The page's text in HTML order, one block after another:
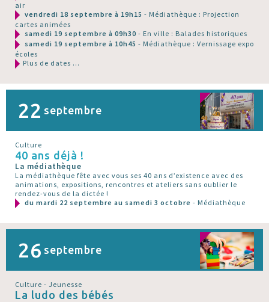
air
vendredi 18 septembre à 19h15 - Médiathèque : Projection
cartes animées
samedi 19 septembre à 09h30 - En ville : Balades historiques
samedi 19 septembre à 10h45 - Médiathèque : Vernissage expo
écoles
Plus de dates ...
22 septembre
Culture
40 ans déjà !
La médiathèque
La médiathèque fête avec vous ses 40 ans d’existence avec des
animations, expositions, rencontres et ateliers sans oublier le
rendez-vous de la dictée !
du mardi 22 septembre au samedi 3 octobre - Médiathèque
26 septembre
Culture - Jeunesse
La ludo des bébés